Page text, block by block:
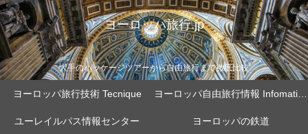
ヨーロッパ旅行.jp
大手のパッケージツアーから自由旅行まで徹底比較
ヨーロッパ旅行技術 Tecnique ヨーロッパ自由旅行情報 Infomation
ユーレイルパス情報センター ヨーロッパの鉄道